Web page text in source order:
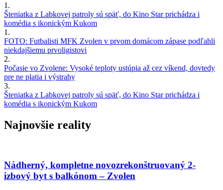
1.
Šteniatka z Labkovej patroly sú späť, do Kino Star prichádza i
komédia s ikonickým Kukom
1.
FOTO: Futbalisti MFK Zvolen v prvom domácom zápase podľahli
niekdajšiemu prvoligistovi
2.
Počasie vo Zvolene: Vysoké teploty ustúpia až cez víkend, dovtedy
pre ne platia i výstrahy
3.
Šteniatka z Labkovej patroly sú späť, do Kino Star prichádza i
komédia s ikonickým Kukom
Najnovšie reality
Nádherný, kompletne novozrekonštruovaný 2-
izbový byt s balkónom – Zvolen